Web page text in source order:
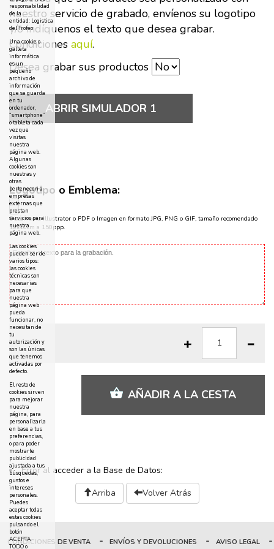
nuestro servicio de grabado, envíenos su logotipo
y/o indíquenos el texto que desea grabar.
Condiciones aquí.
Desea grabar sus productos
ABRIR SIMULADOR 1
Logotipo o Emblema:
Documento Illustrator o PDF o Imagen en formato JPG, PNG o GIF, tamaño recomendado
10x10cm a 150ppp.
AÑADIR A LA CESTA
Error al acceder a la Base de Datos:
Arriba
Volver Atrás
CONDICIONES DE VENTA - ENVÍOS Y DEVOLUCIONES - AVISO LEGAL
-
responsabilidad
de la
entidad: Logistica
del Trofeo
Una cookie o
galleta
informática
es un
pequeño
archivo de
información
que se guarda
en tu
ordenador,
“smartphone”
o tableta cada
vez que
visitas
nuestra
página web.
Algunas
cookies son
nuestras y
otras
pertenecen a
empresas
externas que
prestan
servicios para
nuestra
página web.
Las cookies
pueden ser de
varios tipos:
las cookies
técnicas son
necesarias
para que
nuestra
página web
pueda
funcionar, no
necesitan de
tu
autorización y
son las únicas
que tenemos
activadas por
defecto.
El resto de
cookies sirven
para mejorar
nuestra
página, para
personalizarla
en base a tus
preferencias,
o para poder
mostrarte
publicidad
ajustada a tus
búsquedas,
gustos e
intereses
personales.
Puedes
aceptar todas
estas cookies
pulsando el
botón
ACEPTA
TODO o